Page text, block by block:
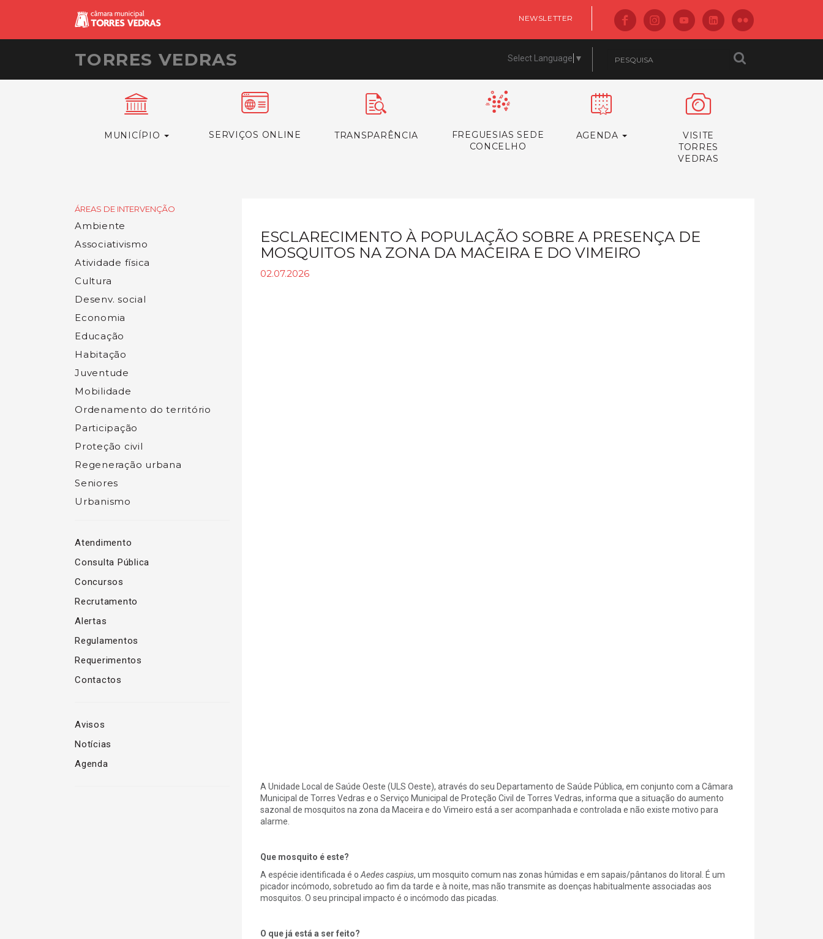
NEWSLETTER
TORRES VEDRAS Select Language ▼
MUNICÍPIO SERVIÇOS ONLINE TRANSPARÊNCIA
FREGUESIAS SEDE
CONCELHO
AGENDA
VISITE
TORRES
VEDRAS
ÁREAS DE INTERVENÇÃO
Ambiente
Associativismo
Atividade física
Cultura
Desenv. social
Economia
Educação
Habitação
Juventude
Mobilidade
Ordenamento do território
Participação
Proteção civil
Regeneração urbana
Seniores
Urbanismo
Atendimento
Consulta Pública
Concursos
Recrutamento
Alertas
Regulamentos
Requerimentos
Contactos
Avisos
Notícias
Agenda
ESCLARECIMENTO À POPULAÇÃO SOBRE A PRESENÇA DE
MOSQUITOS NA ZONA DA MACEIRA E DO VIMEIRO
02.07.2026
A Unidade Local de Saúde Oeste (ULS Oeste), através do seu Departamento de Saúde Pública, em conjunto com a Câmara
Municipal de Torres Vedras e o Serviço Municipal de Proteção Civil de Torres Vedras, informa que a situação do aumento
sazonal de mosquitos na zona da Maceira e do Vimeiro está a ser acompanhada e controlada e não existe motivo para
alarme.
Que mosquito é este?
A espécie identificada é o Aedes caspius, um mosquito comum nas zonas húmidas e em sapais/pântanos do litoral. É um
picador incómodo, sobretudo ao fim da tarde e à noite, mas não transmite as doenças habitualmente associadas aos
mosquitos. O seu principal impacto é o incómodo das picadas.
O que já está a ser feito?